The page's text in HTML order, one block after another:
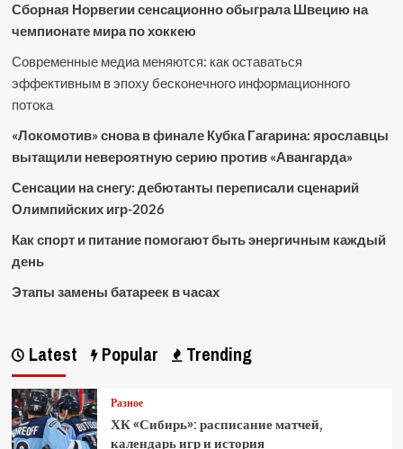
Сборная Норвегии сенсационно обыграла Швецию на
чемпионате мира по хоккею
Современные медиа меняются: как оставаться
эффективным в эпоху бесконечного информационного
потока
«Локомотив» снова в финале Кубка Гагарина: ярославцы
вытащили невероятную серию против «Авангарда»
Сенсации на снегу: дебютанты переписали сценарий
Олимпийских игр-2026
Как спорт и питание помогают быть энергичным каждый
день
Этапы замены батареек в часах
Latest Popular Trending
Разное
ХК «Сибирь»: расписание матчей,
календарь игр и история